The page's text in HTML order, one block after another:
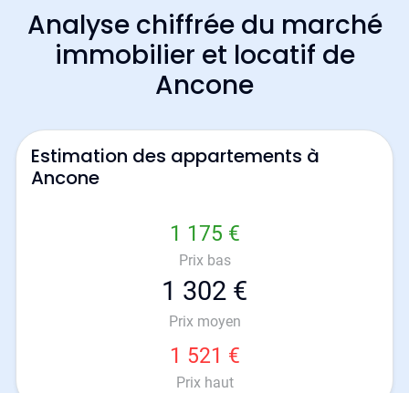
Analyse chiffrée du marché
immobilier et locatif de
Ancone
Estimation des appartements à
Ancone
1 175 €
Prix bas
1 302 €
Prix moyen
1 521 €
Prix haut